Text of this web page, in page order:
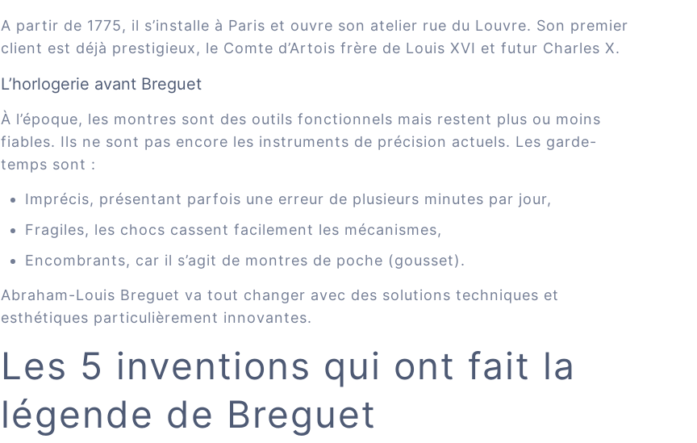
A partir de 1775, il s’installe à Paris et ouvre son atelier rue du Louvre. Son premier
client est déjà prestigieux, le Comte d’Artois frère de Louis XVI et futur Charles X.
L’horlogerie avant Breguet
À l’époque, les montres sont des outils fonctionnels mais restent plus ou moins
fiables. Ils ne sont pas encore les instruments de précision actuels. Les garde-
temps sont :
Imprécis, présentant parfois une erreur de plusieurs minutes par jour,
Fragiles, les chocs cassent facilement les mécanismes,
Encombrants, car il s’agit de montres de poche (gousset).
Abraham-Louis Breguet va tout changer avec des solutions techniques et
esthétiques particulièrement innovantes.
Les 5 inventions qui ont fait la
légende de Breguet